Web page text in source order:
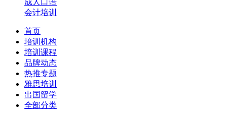
成人口语
会计培训
首页
培训机构
培训课程
品牌动态
热推专题
雅思培训
出国留学
全部分类